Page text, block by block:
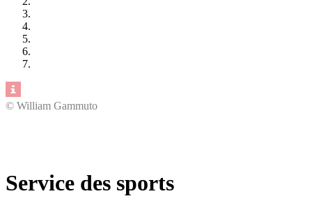
© William Gammuto
Service des sports